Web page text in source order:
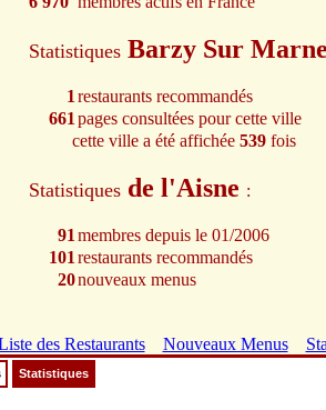
Statistiques Barzy Sur Marne
1 restaurants recommandés
661 pages consultées pour cette ville
cette ville a été affichée 539 fois
Statistiques de l'Aisne :
91 membres depuis le 01/2006
101 restaurants recommandés
20nouveaux menus
des Restaurants Nouveaux Menus
Statistiques